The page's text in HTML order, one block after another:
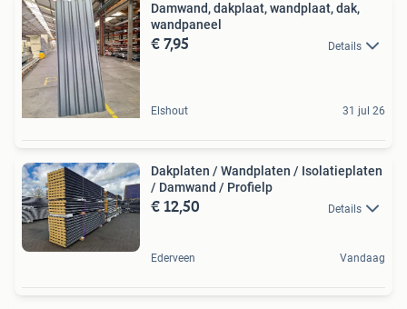
Damwand, dakplaat, wandplaat, dak,
wandpaneel
€ 7,95 Details
Elshout 31 jul 26
Dakplaten / Wandplaten / Isolatieplaten
/ Damwand / Profielp
€ 12,50 Details
Ederveen Vandaag